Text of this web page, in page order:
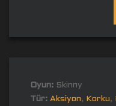
Oyun: Skinny
Tür: Aksiyon, Korku,